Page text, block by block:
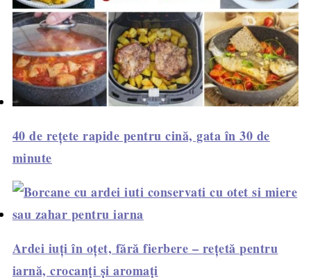
40 de rețete rapide pentru cină, gata în 30 de
minute
Ardei iuți în oțet, fără fierbere – rețetă pentru
iarnă, crocanți și aromați